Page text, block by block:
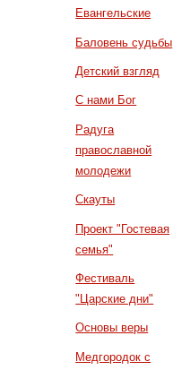
Евангельские
Баловень судьбы
Детский взгляд
С нами Бог
Радуга
православной
молодежи
Скауты
Проект "Гостевая
семья"
Фестиваль
"Царские дни"
Основы веры
Медгородок с